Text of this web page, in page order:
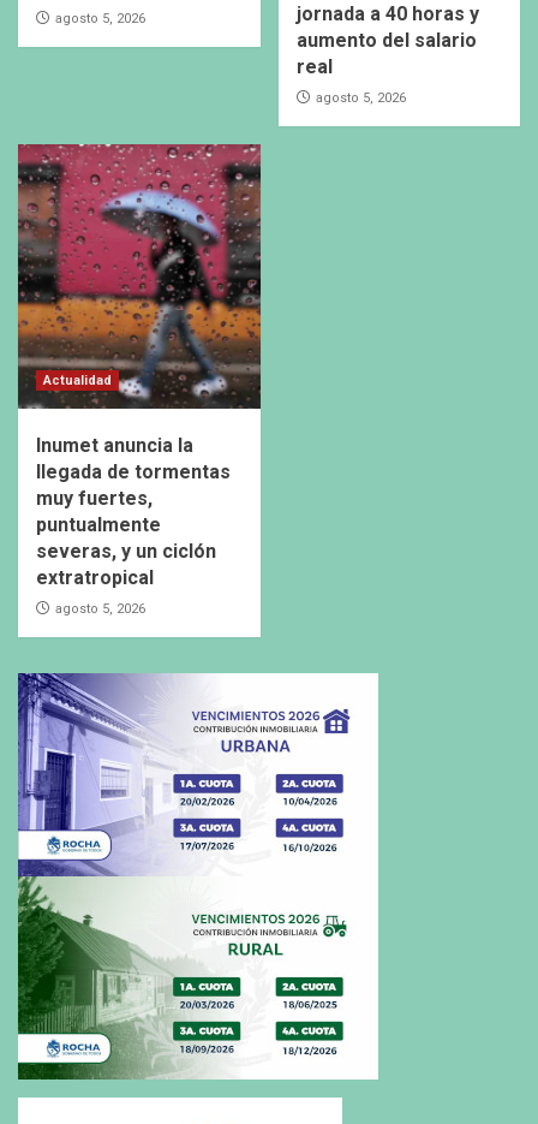
agosto 5, 2026
jornada a 40 horas y
aumento del salario
real
agosto 5, 2026
Actualidad
Inumet anuncia la
llegada de tormentas
muy fuertes,
puntualmente
severas, y un ciclón
extratropical
agosto 5, 2026